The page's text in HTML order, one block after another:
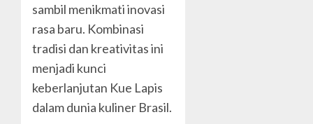
sambil menikmati inovasi
rasa baru. Kombinasi
tradisi dan kreativitas ini
menjadi kunci
keberlanjutan Kue Lapis
dalam dunia kuliner Brasil.